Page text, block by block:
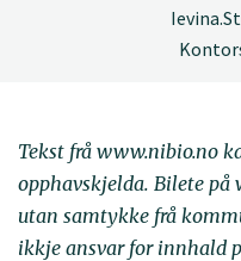
Tekst frå www.nibio.no
opphavskjelda. Bilete
utan samtykke frå
ikkje ansvar for innhald